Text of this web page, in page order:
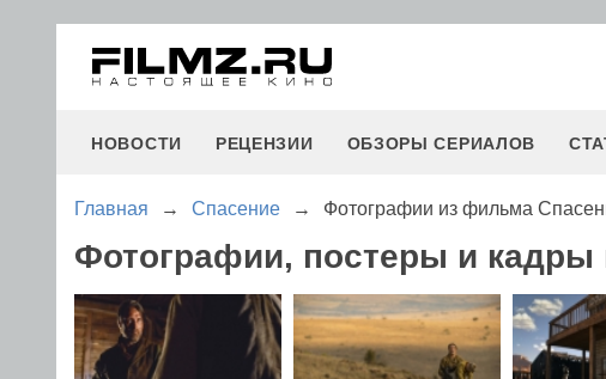
НОВОСТИ РЕЦЕНЗИИ ОБЗОРЫ СЕРИАЛОВ
Главная → Спасение → Фотографии из фильма
Фотографии, постеры и